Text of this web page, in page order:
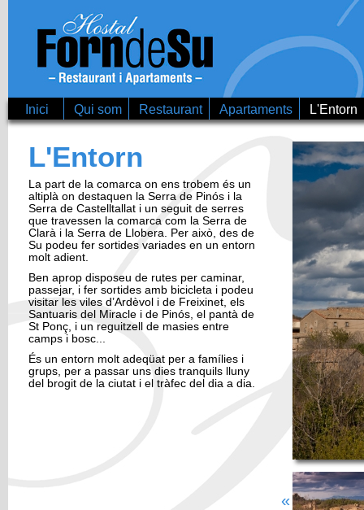
Inici Qui som Restaurant Apartaments L'Entorn
L'Entorn
Seccions
La part de la comarca on ens trobem és un
altiplà on destaquen la Serra de Pinós i la
Serra de Castelltallat i un seguit de serres
que travessen la comarca com la Serra de
Clarà i la Serra de Llobera. Per això, des de
Su podeu fer sortides variades en un entorn
molt adient.
Ben aprop disposeu de rutes per caminar,
passejar, i fer sortides amb bicicleta i podeu
visitar les viles d’Ardèvol i de Freixinet, els
Santuaris del Miracle i de Pinós, el pantà de
St Ponç, i un reguitzell de masies entre
camps i bosc...
És un entorn molt adeqüat per a famílies i
grups, per a passar uns dies tranquils lluny
del brogit de la ciutat i el tràfec del dia a dia.
«